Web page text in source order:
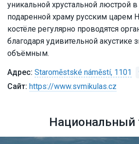
уникальной хрустальной люстрой
подаренной храму русским царем
костёле регулярно проводятся
благодаря удивительной акустике
объёмным.
Staroměstské náměstí, 1101
https://www.svmikulas.cz
Национальный